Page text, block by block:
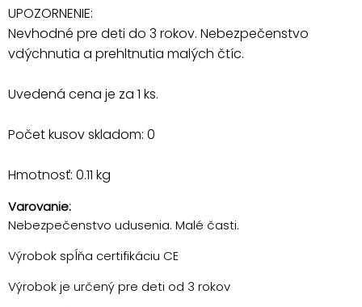
UPOZORNENIE:
Nevhodné pre deti do 3 rokov. Nebezpečenstvo
vdýchnutia a prehltnutia malých čtíc.
Uvedená cena je za 1 ks.
Počet kusov skladom: 0
Hmotnosť: 0.11 kg
Varovanie:
Nebezpečenstvo udusenia. Malé časti.
Výrobok spĺňa certifikáciu CE
Výrobok je určený pre deti od 3 rokov